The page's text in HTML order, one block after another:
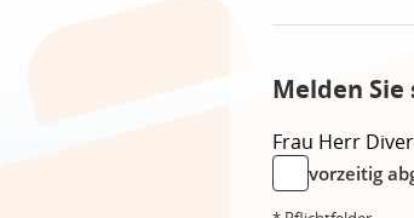
Melden
Frau Herr
vorzeitig